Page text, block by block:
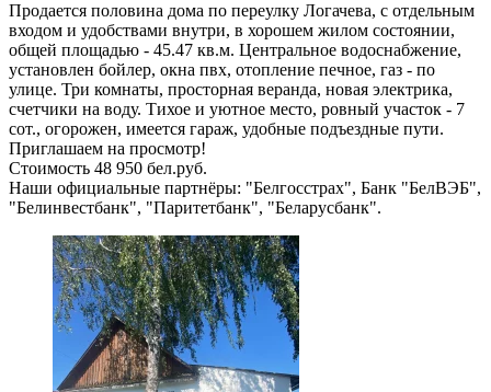
Продается половина дома по переулку Логачева, с отдельным
входом и удобствами внутри, в хорошем жилом состоянии,
общей площадью - 45.47 кв.м. Центральное водоснабжение,
установлен бойлер, окна пвх, отопление печное, газ - по
улице. Три комнаты, просторная веранда, новая электрика,
счетчики на воду. Тихое и уютное место, ровный участок - 7
сот., огорожен, имеется гараж, удобные подъездные пути.
Приглашаем на просмотр!
Стоимость 48 950 бел.руб.
Наши официальные партнёры: "Белгосстрах", Банк "БелВЭБ",
"Белинвестбанк", "Паритетбанк", "Беларусбанк".